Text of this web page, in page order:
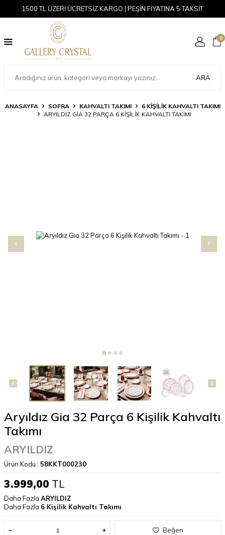
1500 TL ÜZERİ ÜCRETSİZ KARGO | PEŞİN FİYATINA 5 TAKSİT
ARA
0
ANASAYFA SOFRA KAHVALTI TAKIMI
6 KIŞILIK KAHVALTI TAKIMI
ARYILDIZ GIA 32 PARÇA 6 KIŞILIK KAHVALTI TAKIMI
Aryıldız Gia 32 Parça 6 Kişilik Kahvaltı
Takımı
ARYILDIZ
Ürün Kodu : 58KKT000230
3.999,00 TL
Daha Fazla ARYILDIZ
Daha Fazla 6 Kişilik Kahvaltı Takımı
Beğen